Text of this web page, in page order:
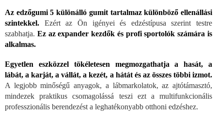
Az edzőgumi 5 különálló gumit tartalmaz különböző ellenállási
szintekkel. Ezért az Ön igényei és edzéstípusa szerint testre
szabhatja. Ez az expander kezdők és profi sportolók számára is
alkalmas.
Egyetlen eszközzel tökéletesen megmozgathatja a hasát, a
lábát, a karját, a vállát, a kezét, a hátát és az összes többi izmot.
A legjobb minőségű anyagok, a lábmarkolatok, az ajtótámasztó,
mindezek praktikus csomagolássá teszi ezt a multifunkcionális
professzionális berendezést a leghatékonyabb otthoni edzéshez.